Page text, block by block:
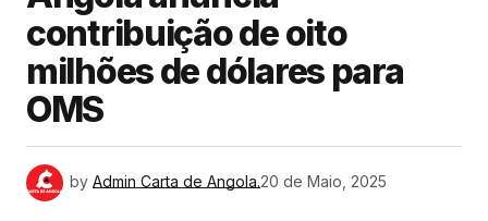
contribuição de oito
milhões de dólares para
OMS
by Admin Carta de Angola.20 de Maio, 2025